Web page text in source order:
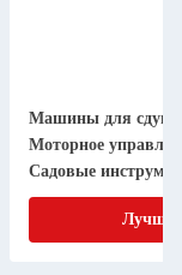
Машины для
Моторное
Садовые